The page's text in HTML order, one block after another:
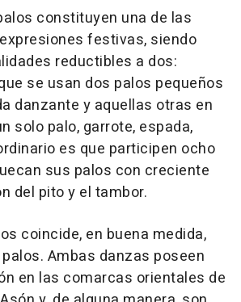
constituyen una de las
festivas, siendo
reductibles a dos:
se usan dos palos pequeños
danzante y aquellas otras en
solo palo, garrote, espada,
es que participen ocho
sus palos con creciente
del pito y el tambor.
coincide, en buena medida,
Ambas danzas poseen
en las comarcas orientales de